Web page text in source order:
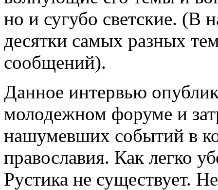
но и сугубо светские. (В
десятки самых разных
сообщений).
Данное интервью
молодежном форуме и
нашумевших событий в
православия. Как легко
Рустика не существует.